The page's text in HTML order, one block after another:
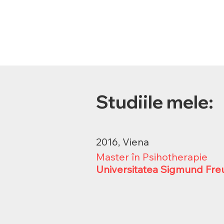
Studiile mele:
2016, Viena
Master în Psihotherapie
Universitatea Sigmund